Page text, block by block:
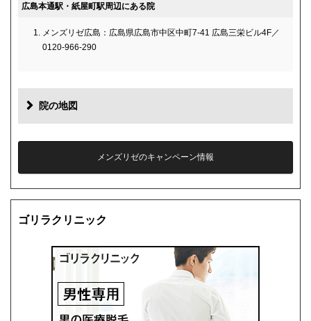
広島本通駅・紙屋町駅周辺にある院
メンズリゼ広島：広島県広島市中区中町7-41 広島三栄ビル4F／
0120-966-290
院の地図
メンズリゼのキャンペーン情報
ゴリラクリニック